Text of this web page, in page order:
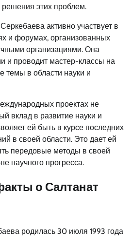
решения этих проблем.
активно участвует в
и форумах, организованных
организациями. Она
и проводит мастер-классы на
темы в области науки и
проектах не
вклад в развитие науки и
ей быть в курсе последних
в своей области. Это дает ей
передовые методы в своей
научного прогресса.
о Салтанат
родилась 30 июля 1993 года